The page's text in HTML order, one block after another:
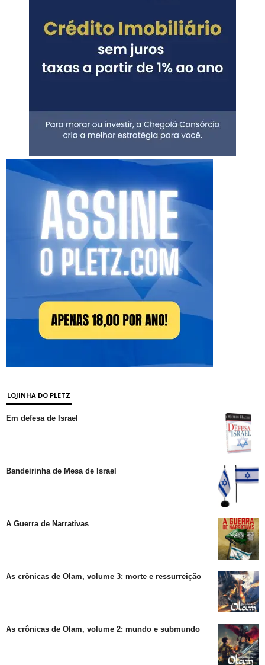
LOJINHA DO PLETZ
Em defesa de Israel
Bandeirinha de Mesa de Israel
A Guerra de Narrativas
As crônicas de Olam, volume 3: morte e ressurreição
As crônicas de Olam, volume 2: mundo e submundo